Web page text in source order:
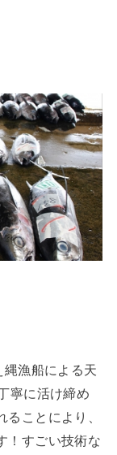
漁船による天
寧に活け締め
ことにより、
！すごい技術な